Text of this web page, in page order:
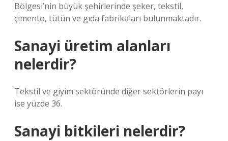
Bölgesi’nin büyük şehirlerinde şeker, tekstil,
çimento, tütün ve gıda fabrikaları bulunmaktadır.
Sanayi üretim alanları
nelerdir?
Tekstil ve giyim sektöründe diğer sektörlerin payı
ise yüzde 36.
Sanayi bitkileri nelerdir?